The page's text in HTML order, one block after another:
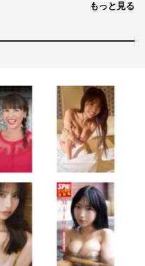
もっと見る